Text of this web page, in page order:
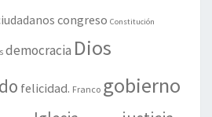
congreso Constitución
democracia Dios
felicidad. Franco gobierno